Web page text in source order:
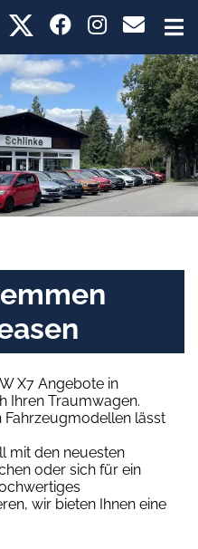
X7 Angebote in
Ihren Traumwagen.
lässt
mit den neuesten
oder sich für ein
wir bieten Ihnen eine